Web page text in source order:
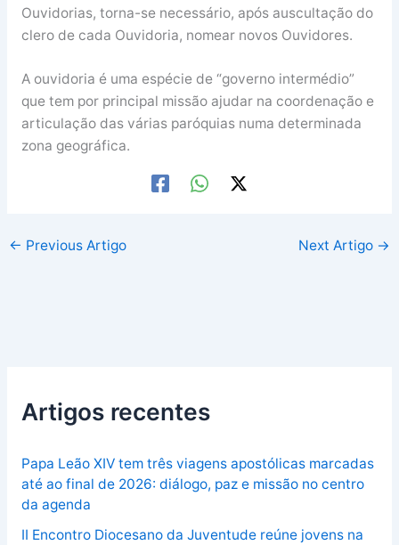
Ouvidorias, torna-se necessário, após auscultação do
clero de cada Ouvidoria, nomear novos Ouvidores.
A ouvidoria é uma espécie de “governo intermédio”
que tem por principal missão ajudar na coordenação e
articulação das várias paróquias numa determinada
zona geográfica.
← Previous Artigo Next Artigo →
Artigos recentes
Papa Leão XIV tem três viagens apostólicas marcadas
até ao final de 2026: diálogo, paz e missão no centro
da agenda
II Encontro Diocesano da Juventude reúne jovens na